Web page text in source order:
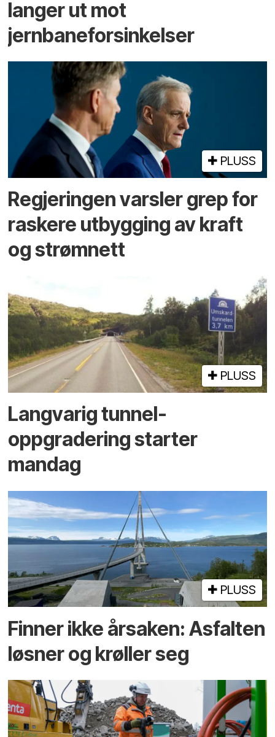
langer ut mot
jernbaneforsinkelser
PLUSS
Regjeringen varsler grep for
raskere utbygging av kraft
og strømnett
PLUSS
Langvarig tunnel­
oppgradering starter
mandag
PLUSS
Finner ikke årsaken: Asfalten
løsner og krøller seg